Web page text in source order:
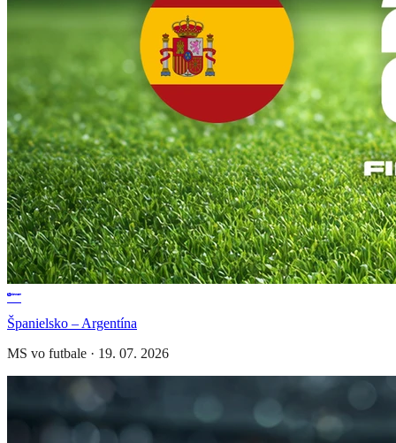
Španielsko – Argentína
MS vo futbale · 19. 07. 2026